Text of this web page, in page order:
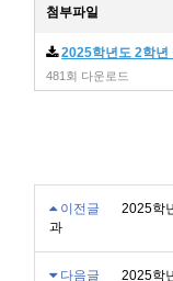
첨부파일
2025학년도 2학년
481회 다운로드
이전글
2025학
과
다음글 2025학